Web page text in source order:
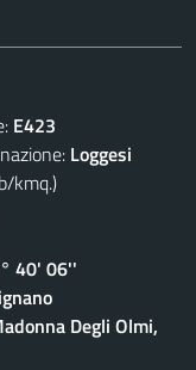
E423
Loggesi
kmq.)
40' 06''
Degli Olmi,